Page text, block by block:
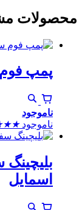
محصولات
پمپ
ناموجود
ناموجود ★
★
اسمایل